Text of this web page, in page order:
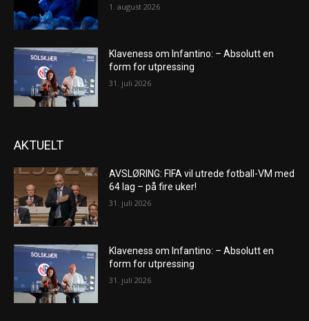
1. august 2026
Klaveness om Infantino: – Absolutt en
form for utpressing
31. juli 2026
AKTUELT
AVSLØRING: FIFA vil utrede fotball-VM med
64 lag – på fire uker!
31. juli 2026
Klaveness om Infantino: – Absolutt en
form for utpressing
31. juli 2026